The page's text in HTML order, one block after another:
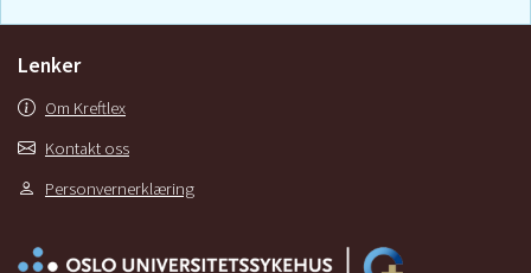
Lenker
Om Kreftlex
Kontakt oss
Personvernerklæring